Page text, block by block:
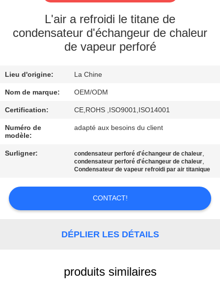
D'USINE
DE
QUALITÉ
CONTACTEZ-
NOUS
NOUVELLES
CAS
L'air a refroidi le titane de
condensateur d'échangeur de chaleur
de vapeur perforé
Lieu d'origine: La Chine
Nom de marque: OEM/ODM
Certification: CE,ROHS ,ISO9001,ISO14001
Numéro de
modèle:
adapté aux besoins du client
Surligner: condensateur perforé d'échangeur de chaleur,
condensateur perforé d'échangeur de chaleur,
Condensateur de vapeur refroidi par air titanique
CONTACT!
DÉPLIER LES DÉTAILS
produits similaires